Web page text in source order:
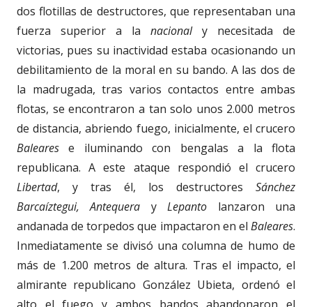
dos flotillas de destructores, que representaban una
fuerza superior a la nacionaly necesitada de
victorias, pues su inactividad estaba ocasionando un
debilitamiento de la moral en su bando. A las dos de
la madrugada, tras varios contactos entre ambas
flotas, se encontraron a tan solo unos 2.000 metros
de distancia, abriendo fuego, inicialmente, el crucero
Baleares e iluminando con bengalas a la flota
republicana. A este ataque respondió el crucero
Libertad, y tras él, los destructores Sánchez
Barcaíztegui, Antequera yLepanto lanzaron una
andanada de torpedos que impactaron en el Baleares.
Inmediatamente se divisó una columna de humo de
más de 1.200 metros de altura. Tras el impacto, el
almirante republicano González Ubieta, ordenó el